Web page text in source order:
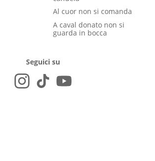
Al cuor non si comanda
A caval donato non si
guarda in bocca
Seguici su